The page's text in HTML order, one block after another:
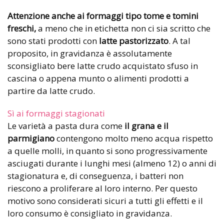
Attenzione anche ai formaggi tipo tome e tomini
freschi,a meno che in etichetta non ci sia scritto che
sono stati prodotti con latte pastorizzato. A tal
proposito, in gravidanza è assolutamente
sconsigliato bere latte crudo acquistato sfuso in
cascina o appena munto o alimenti prodotti a
partire da latte crudo.
Sì ai formaggi stagionati
Le varietà a pasta dura come il grana e il
parmigianocontengono molto meno acqua rispetto
a quelle molli, in quanto si sono progressivamente
asciugati durante i lunghi mesi (almeno 12) o anni di
stagionatura e, di conseguenza, i batteri non
riescono a proliferare al loro interno. Per questo
motivo sono considerati sicuri a tutti gli effetti e il
loro consumo è consigliato in gravidanza.